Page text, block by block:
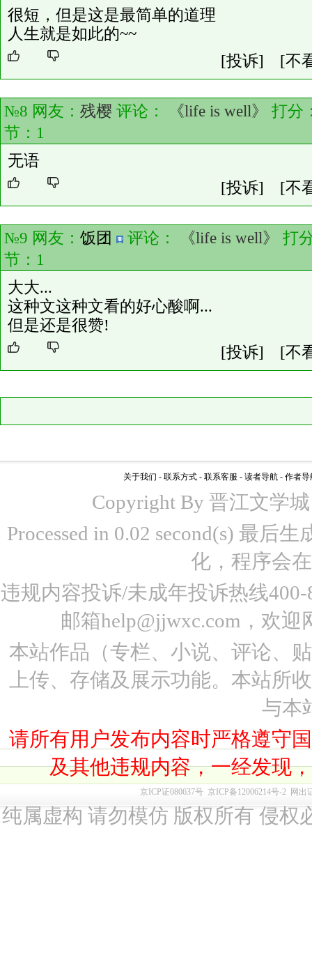
很短，但是这是最简单的道理
人生就是如此的~~
[投诉]
[不
№8 网友： 残樱 评论： 《life is well》
打分
节： 1
无语
[投诉]
[不
№9 网友： 饭团 评论： 《life is well》
打
节： 1
大大...
这种文这种文看的好心酸啊...
但是还是很赞!
[投诉]
[不
关于我们 - 联系方式 - 联系客服 - 读者导航 - 作者导
Copyright By 晋江文学
Processed in 0.02 second(s) 最后
化，程序会
违规内容投诉/未成年投诉热线
邮箱help@jjwxc.com，欢
本站作品（专栏、小说、评论、
上传、存储及展示功能。本站所
与本
请所有用户发布内容时严格遵守
及其他违规内容，一经发现
京ICP证080637号 京ICP备12006214号-2 网出
纯属虚构 请勿模仿 版权所有 侵权